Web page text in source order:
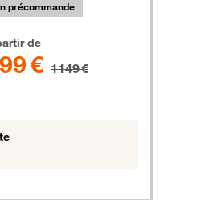
non sélectionnables
précommande
euros au lieu de 1149 euros
de
€ 1149 €